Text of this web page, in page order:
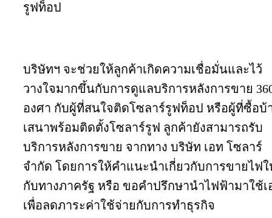
รูฟท็อป
บริษัทฯ จะช่วยให้ลูกค้าเกิดความเชื่อมั่นและไว้
วางใจมากขึ้นกับการดูแลบริการหลังการขาย
องศา กับผู้ที่สนใจติดโซลาร์รูฟท็อป หรือผู้ที่ซื้อบ้
เสนาพร้อมติดตั้งโซลาร์รูฟ ลูกค้ายังสามารถรับ
บริการหลังการขาย จากทาง บริษัท เอท โซลาร์
จำกัด โดยการให้คำแนะนำเกี่ยวกับการขายไฟใ
กับทางภาครัฐ หรือ ขอคำปรึกษานำไฟฟ้ามาใช้เ
เพื่อลดภาระค่าใช้จ่ายกับการทำธุรกิจ